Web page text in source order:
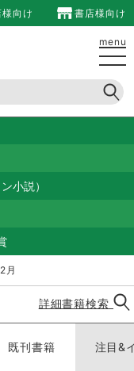
向け 書店様向け
menu
小説）
月
詳細書籍検索
既刊書籍 注目&